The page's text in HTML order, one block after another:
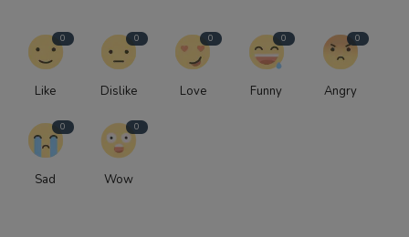
0
Like
0
Dislike
0
Love
0
Funny
0
Angry
0
Sad
0
Wow